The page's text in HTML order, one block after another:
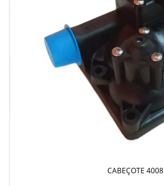
CABEÇOTE 4008